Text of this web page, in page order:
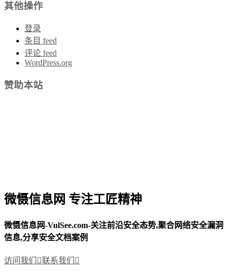
其他操作
登录
条目 feed
评论 feed
WordPress.org
赞助本站
微慑信息网 专注工匠精神
微慑信息网-VulSee.com-关注前沿安全态势,聚合网络安全漏洞
信息,分享安全文档案例
访问我们 联系我们 